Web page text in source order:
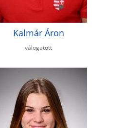
Kalmár Áron
válogatott